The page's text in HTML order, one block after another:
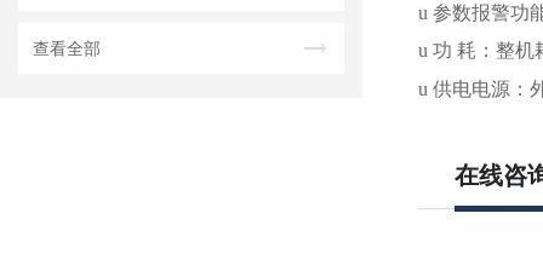
查看全部
u 参数报警功
u 功 耗：整机
u 供电电源：
在线咨